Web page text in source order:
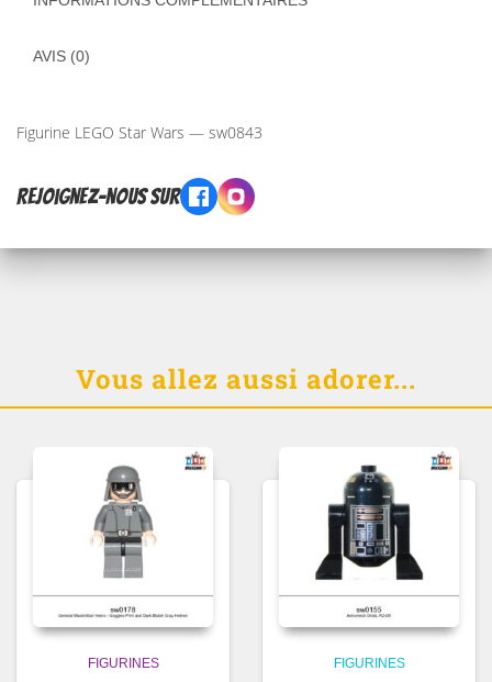
AVIS (0)
Figurine LEGO Star Wars — sw0843
Rejoignez-nous sur
Vous allez aussi adorer...
FIGURINES FIGURINES